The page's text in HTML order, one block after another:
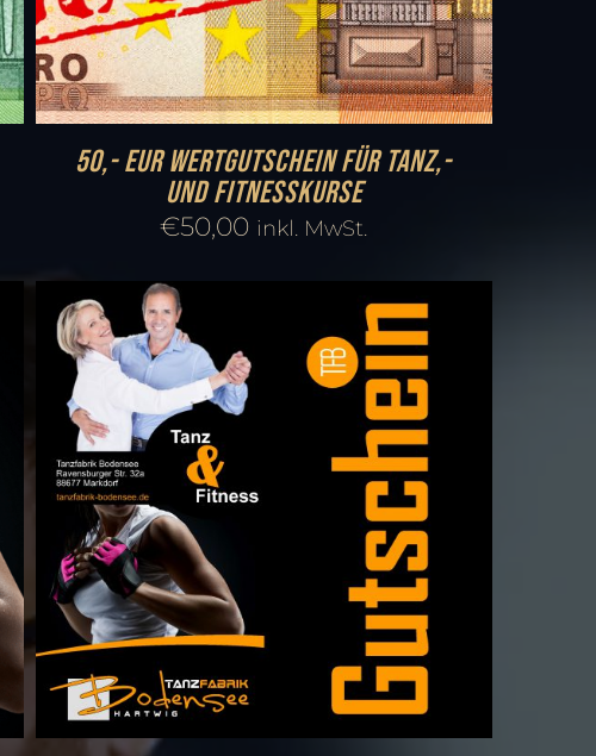
50,- EUR Wertgutschein für Tanz,-
und Fitnesskurse
€50,00 inkl. MwSt.